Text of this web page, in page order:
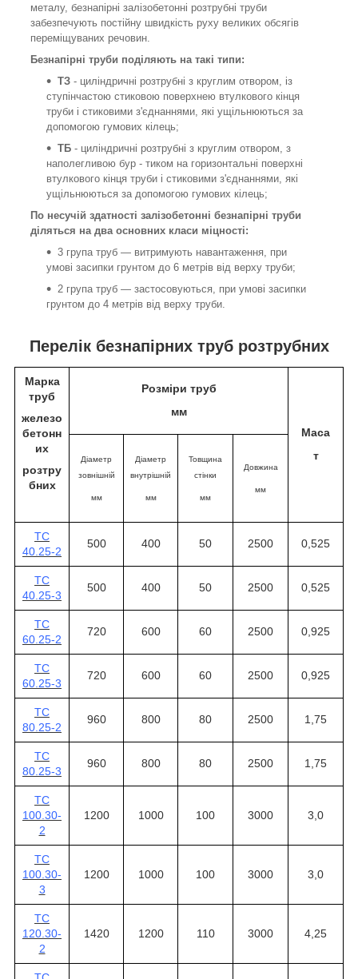
металу, безнапірні залізобетонні розтрубні труби
забезпечують постійну швидкість руху великих обсягів
переміщуваних речовин.
Безнапірні труби поділяють на такі типи:
ТЗ - циліндричні розтрубні з круглим отвором, із
ступінчастою стиковою поверхнею втулкового кінця
труби і стиковими з'єднаннями, які ущільнюються за
допомогою гумових кілець;
ТБ - циліндричні розтрубні з круглим отвором, з
наполегливою бур - тиком на горизонтальні поверхні
втулкового кінця труби і стиковими з'єднаннями, які
ущільнюються за допомогою гумових кілець;
По несучій здатності залізобетонні безнапірні труби
діляться на два основних класи міцності:
3 група труб — витримують навантаження, при
умові засипки грунтом до 6 метрів від верху труби;
2 група труб — застосовуються, при умові засипки
грунтом до 4 метрів від верху труби.
Перелік безнапірних труб розтрубних
Марка
труб
железо
бетонн
их
розтру
бних
Розміри труб
мм
Маса
т
Діаметр
зовнішній
мм
Діаметр
внутрішній
мм
Товщина
стінки
мм
Довжина
мм
ТС
40.25-2
500 400 50 2500 0,525
ТС
40.25-3
500 400 50 2500 0,525
ТС
60.25-2
720 600 60 2500 0,925
ТС
60.25-3
720 600 60 2500 0,925
ТС
80.25-2
960 800 80 2500 1,75
ТС
80.25-3
960 800 80 2500 1,75
ТС
100.30-
2
1200 1000 100 3000 3,0
ТС
100.30-
3
1200 1000 100 3000 3,0
ТС
120.30-
2
1420 1200 110 3000 4,25